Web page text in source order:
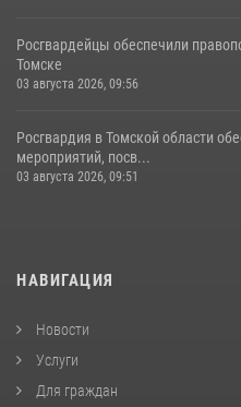
Росгвардейцы обеспечили
Томске
03 августа 2026, 09:56
Росгвардия в Томской области
мероприятий, посв...
03 августа 2026, 09:51
НАВИГАЦИЯ
Новости
Услуги
Для граждан